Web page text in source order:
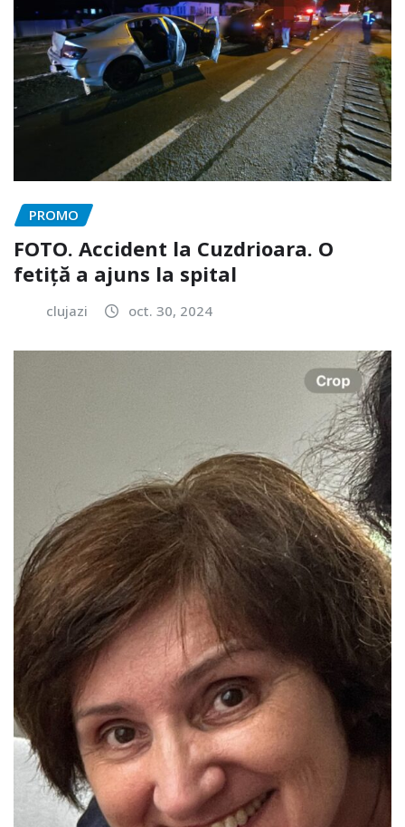
PROMO
FOTO. Accident la Cuzdrioara. O
fetiță a ajuns la spital
clujazi oct. 30, 2024